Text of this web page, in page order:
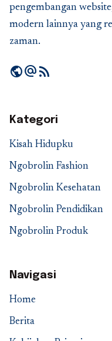
pengembangan
modern lainnya yang
zaman.
publicalternate_emailrss_feed
Kategori
Kisah Hidupku
Ngobrolin Fashion
Ngobrolin Kesehatan
Ngobrolin Pendidikan
Ngobrolin Produk
Navigasi
Home
Berita